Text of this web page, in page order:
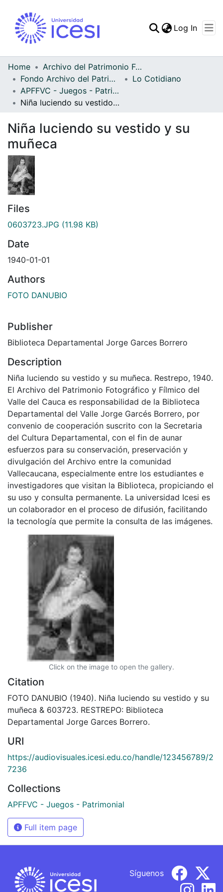
Statistics
Log In
Home
Archivo del Patrimonio Fotográfico y Fílmico del Valle del Cauca
Fondo Archivo del Patrimonio Fotográfico y Fílmico del Valle del Cauca
Lo Cotidiano
APFFVC - Juegos - Patrimonial
Niña luciendo su vestido y su muñeca
Niña luciendo su vestido y su
muñeca
Files
0603723.JPG (11.98 KB)
Date
1940-01-01
Authors
FOTO DANUBIO
Publisher
Biblioteca Departamental Jorge Garces Borrero
Description
Niña luciendo su vestido y su muñeca. Restrepo, 1940.
El Archivo del Patrimonio Fotográfico y Fílmico del
Valle del Cauca es responsabilidad de la Biblioteca
Departamental del Valle Jorge Garcés Borrero, por
convenio de cooperación suscrito con la Secretaria
del Cultura Departamental, con el fin de aunar
esfuerzos para su conservación, preservación y
divulgación del Archivo entre la comunidad
Vallecaucana, especialmente entre los estudiantes e
investigadores que visitan la Biblioteca, propiciando el
su uso y consulta permanente. La universidad Icesi es
un colaborador en el proceso de difusión, facilitando
la tecnología que permite la consulta de las imágenes.
Click on the image to open the gallery.
Citation
FOTO DANUBIO (1940). Niña luciendo su vestido y su
muñeca & 603723. RESTREPO: Biblioteca
Departamental Jorge Garces Borrero.
URI
https://audiovisuales.icesi.edu.co/handle/123456789/2
7236
Collections
APFFVC - Juegos - Patrimonial
Full item page
Síguenos